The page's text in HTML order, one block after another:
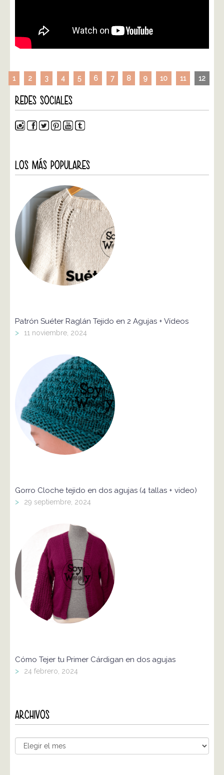
1 2 3 4 5 6 7 8 9 10 11 12
REDES SOCIALES
LOS MÁS POPULARES
Patrón Suéter Raglán Tejido en 2 Agujas + Vídeos
> 11 noviembre, 2024
Gorro Cloche tejido en dos agujas (4 tallas + video)
> 29 septiembre, 2024
Cómo Tejer tu Primer Cárdigan en dos agujas
> 24 febrero, 2024
ARCHIVOS